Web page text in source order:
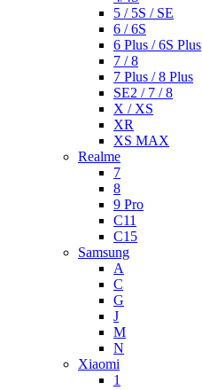
5 / 5S / SE
6 / 6S
6 Plus / 6S Plus
7 / 8
7 Plus / 8 Plus
SE2 / 7 / 8
X / XS
XR
XS MAX
Realme
7
8
9 Pro
C11
C15
Samsung
A
C
G
J
M
N
Xiaomi
1